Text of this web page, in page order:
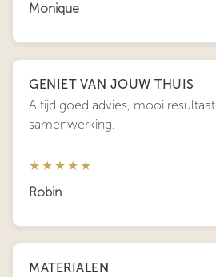
Monique
GENIET VAN JOUW THUIS
Altijd goed advies, mooi
samenwerking.
★★★★★
Robin
MATERIALEN